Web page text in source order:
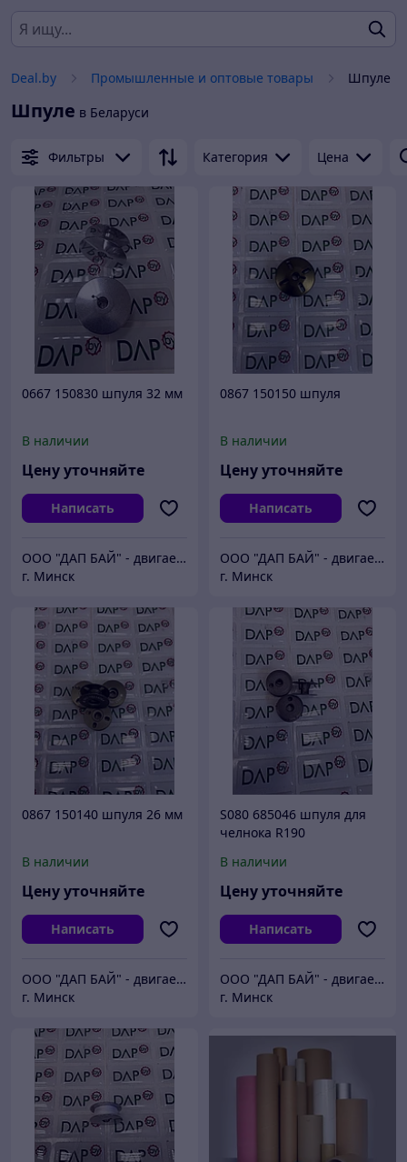
Deal.by Промышленные и оптовые товары Шпуле
Шпуле в Беларуси
Фильтры Категория Цена
0667 150830 шпуля 32 мм
В наличии
Цену уточняйте
Написать
ООО "ДАП БАЙ" - двигаем бизнес вперёд
г. Минск
0867 150150 шпуля
В наличии
Цену уточняйте
Написать
ООО "ДАП БАЙ" - двигаем бизнес вперёд
г. Минск
0867 150140 шпуля 26 мм
В наличии
Цену уточняйте
Написать
ООО "ДАП БАЙ" - двигаем бизнес вперёд
г. Минск
S080 685046 шпуля для
челнока R190
В наличии
Цену уточняйте
Написать
ООО "ДАП БАЙ" - двигаем бизнес вперёд
г. Минск